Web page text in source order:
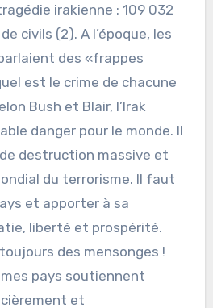
irakienne : 109 032
civils (2). A l’époque, les
des «frappes
est le crime de chacune
Bush et Blair, l’Irak
danger pour le monde. Il
destruction massive et
du terrorisme. Il faut
et apporter à sa
liberté et prospérité.
des mensonges !
pays soutiennent
et